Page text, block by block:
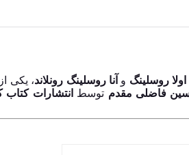
اولا روسلینگ و آنا روسلینگ رونلاند، یکی
فاضلی مقدم توسط انتشارات کتاب